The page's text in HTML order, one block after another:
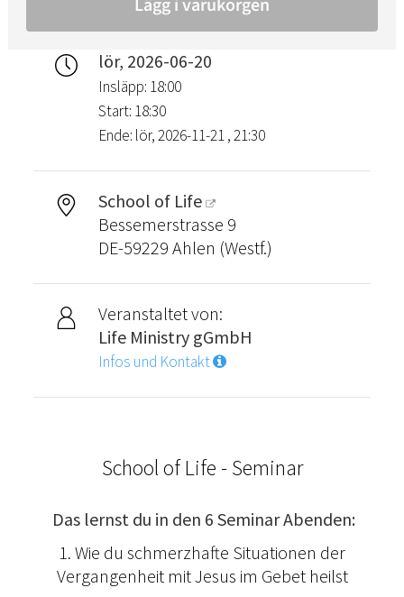
lör, 2026-06-20
Insläpp: 18:00
Start: 18:30
Ende: lör, 2026-11-21 , 21:30
School of Life
Bessemerstrasse 9
DE-59229 Ahlen (Westf.)
Veranstaltet von:
Life Ministry gGmbH
Infos und Kontakt
School of Life - Seminar
Das lernst du in den 6 Seminar Abenden:
1. Wie du schmerzhafte Situationen der
Vergangenheit mit Jesus im Gebet heilst